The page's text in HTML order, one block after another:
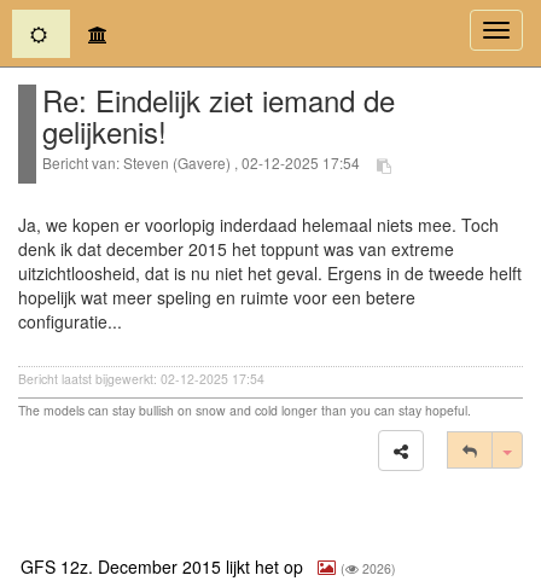
(current)
Re: Eindelijk ziet iemand de
gelijkenis!
Bericht van: Steven (Gavere) , 02-12-2025 17:54
Ja, we kopen er voorlopig inderdaad helemaal niets mee. Toch
denk ik dat december 2015 het toppunt was van extreme
uitzichtloosheid, dat is nu niet het geval. Ergens in de tweede helft
hopelijk wat meer speling en ruimte voor een betere
configuratie...
Bericht laatst bijgewerkt: 02-12-2025 17:54
The models can stay bullish on snow and cold longer than you can stay hopeful.
GFS 12z. December 2015 lijkt het op ( 2026)